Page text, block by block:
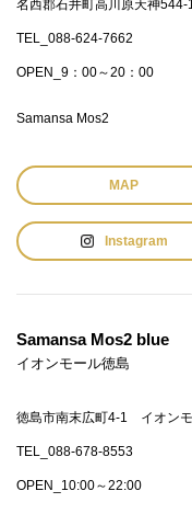
名西郡石井町高川原天神
TEL_088-624-7662
OPEN_9：00～20：00
Samansa Mos2
MAP
Instagram
Samansa Mos2 blue
イオンモール徳島
徳島市南末広町4-1 イオン
TEL_088-678-8553
OPEN_10:00～22:00